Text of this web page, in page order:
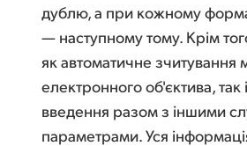
дублю, а при кожному
— наступному тому. Крім
як автоматичне зчитування
електронного об'єктива, так
введення разом з іншими
параметрами. Уся